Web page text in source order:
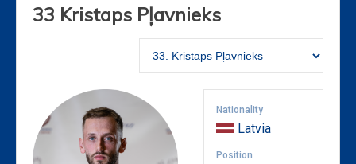
33 Kristaps Pļavnieks
Nationality
Latvia
Position